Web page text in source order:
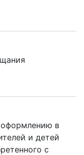
оформлению в
и детей
с